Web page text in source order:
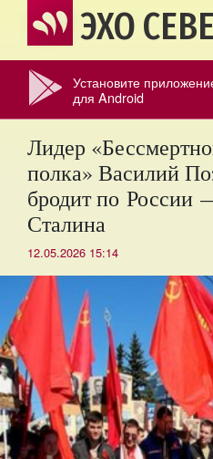
ЭХО
Установите
для Android
Лидер
полка» Василий
бродит по России
Сталина
12.05.2026 15:14